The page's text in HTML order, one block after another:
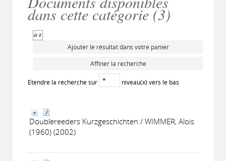
dans cette catégorie (3)
Ajouter le résultat dans votre panier
Affiner la recherche
Etendre la recherche sur niveau(x) vers le bas
Doublereeders Kurzgeschichten / WIMMER, Alois
(1960) (2002)